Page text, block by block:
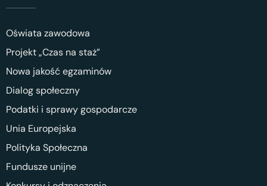
Oświata zawodowa
Projekt „Czas na staż”
Nowa jakość egzaminów
Dialog społeczny
Podatki i sprawy gospodarcze
Unia Europejska
Polityka Społeczna
Fundusze unijne